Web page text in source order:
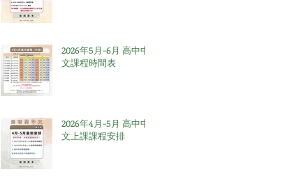
2026年5月-6月 高中中
文課程時間表
2026年4月-5月 高中中
文上課課程安排